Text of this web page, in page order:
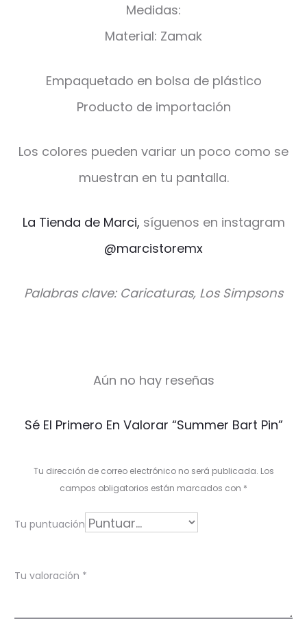
Medidas:
Material: Zamak
Empaquetado en bolsa de plástico
Producto de importación
Los colores pueden variar un poco como se
muestran en tu pantalla.
La Tienda de Marci, síguenos en instagram
@marcistoremx
Palabras clave: Caricaturas, Los Simpsons
V
a
r
i
o
Aún no hay reseñas
Sé El Primero En Valorar “Summer Bart Pin”
Tu dirección de correo electrónico no será publicada. Los
campos obligatorios están marcados con *
Tu puntuación
Tu valoración *